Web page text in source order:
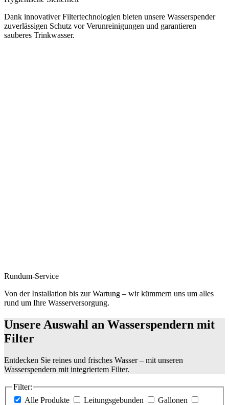
Dank innovativer Filtertechnologien bieten unsere Wasserspender
zuverlässigen Schutz vor Verunreinigungen und garantieren
sauberes Trinkwasser.
Rundum-Service
Von der Installation bis zur Wartung – wir kümmern uns um alles
rund um Ihre Wasserversorgung.
Unsere Auswahl an Wasserspendern mit
Filter
Entdecken Sie reines und frisches Wasser – mit unseren
Wasserspendern mit integriertem Filter.
Filter:
Alle Produkte
Leitungsgebunden
Gallonen